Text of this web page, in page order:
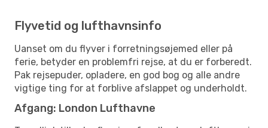
Flyvetid og lufthavnsinfo
Uanset om du flyver i forretningsøjemed eller på
ferie, betyder en problemfri rejse, at du er forberedt.
Pak rejsepuder, opladere, en god bog og alle andre
vigtige ting for at forblive afslappet og underholdt.
Afgang: London Lufthavne